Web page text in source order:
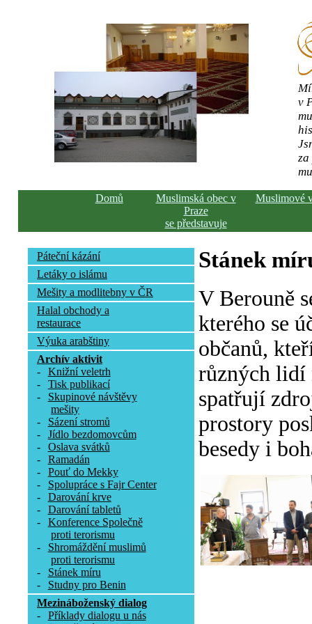
v
Domů
Muslimská obec v
Praze
se představuje
Muslimové
Páteční kázání
Letáky o islámu
Mešity a modlitebny v ČR
Halal obchody a
restaurace
Výuka arabštiny
Archív aktivit
-
Knižní veletrh
-
Tisk publikací
-
Skupinové návštěvy
mešity
-
Sázení stromů
-
Jídlo bezdomovcům
-
Oslava svátků
-
Ramadán
-
Pouť do Mekky
-
Spolupráce s Fajr Center
-
Darování krve
-
Darování tabletů
-
Konference Společně
proti terorismu
-
Shromáždění muslimů
proti terorismu
-
Stánek míru
-
Studny pro Benin
Mezináboženský dialog
-
Příklady dialogu u nás
Stánek
V Berouně
kterého se
občanů,
různých lidí
spatřují
prostory
besedy i